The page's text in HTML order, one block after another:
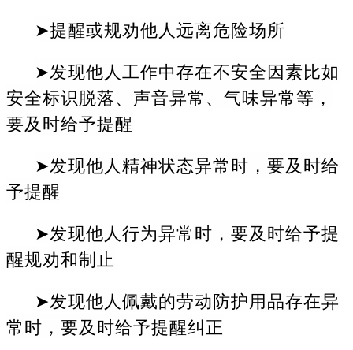
➤提醒或规劝他人远离危险场所
➤发现他人工作中存在不安全因素比如
安全标识脱落、声音异常、气味异常等，
要及时给予提醒
➤发现他人精神状态异常时，要及时给
予提醒
➤发现他人行为异常时，要及时给予提
醒规劝和制止
➤发现他人佩戴的劳动防护用品存在异
常时，要及时给予提醒纠正